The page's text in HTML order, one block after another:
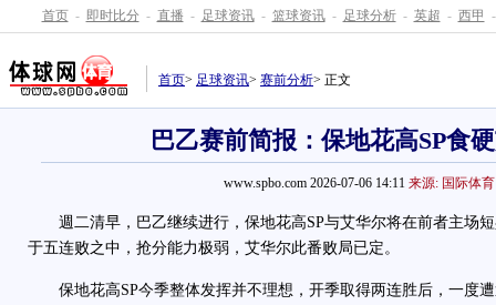
首页 - 即时比分 - 直播 - 足球资讯 - 篮球资讯 - 足球分析 - 英超 - 西甲 -
首页> 足球资讯> 赛前分析> 正文
巴乙赛前简报：保地花高SP食
www.spbo.com 2026-07-06 14:11 来源: 国际体育
週二清早，巴乙继续进行，保地花高SP与艾华尔将在前者主场
于五连败之中，抢分能力极弱，艾华尔此番败局已定。
保地花高SP今季整体发挥并不理想，开季取得两连胜后，一度遭